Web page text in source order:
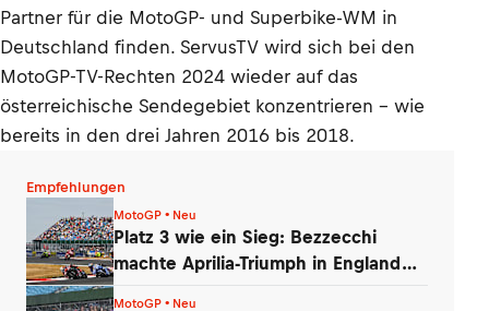
Partner für die MotoGP- und Superbike-WM in
Deutschland finden. ServusTV wird sich bei den
MotoGP-TV-Rechten 2024 wieder auf das
österreichische Sendegebiet konzentrieren – wie
bereits in den drei Jahren 2016 bis 2018.
Empfehlungen
MotoGP • Neu
Platz 3 wie ein Sieg: Bezzecchi
machte Aprilia-Triumph in England
MotoGP • Neu